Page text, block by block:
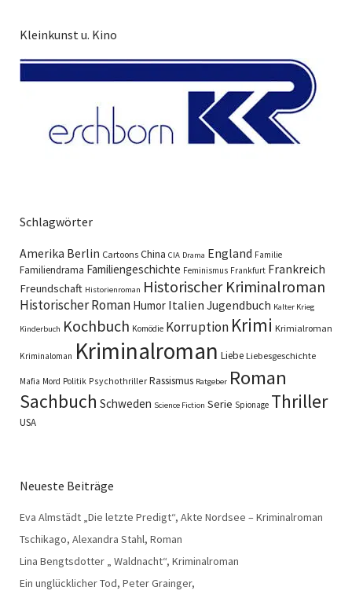
Kleinkunst u. Kino
Schlagwörter
Amerika Berlin Cartoons China CIA Drama England Familie
Familiendrama Familiengeschichte Feminismus Frankfurt Frankreich
Freundschaft Historienroman Historischer Kriminalroman
Historischer Roman Humor Italien Jugendbuch Kalter Krieg
Kinderbuch Kochbuch Komödie Korruption Krimi Krimialroman
Kriminaloman Kriminalroman Liebe Liebesgeschichte
Mafia Mord Politik Psychothriller Rassismus Ratgeber Roman
Sachbuch Schweden Science Fiction Serie Spionage Thriller
USA
Neueste Beiträge
Eva Almstädt „Die letzte Predigt“, Akte Nordsee – Kriminalroman
Tschikago, Alexandra Stahl, Roman
Lina Bengtsdotter „ Waldnacht“, Kriminalroman
Ein unglücklicher Tod, Peter Grainger,